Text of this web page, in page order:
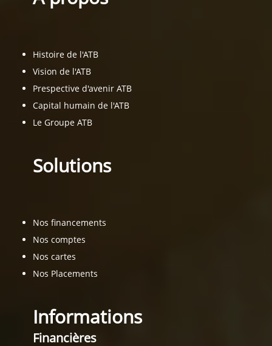
Histoire de l'ATB
Vision de l'ATB
Prespective d'avenir ATB
Capital humain de l'ATB
Le Groupe ATB
Solutions
Nos financements
Nos comptes
Nos cartes
Nos Placements
Informations
Financières